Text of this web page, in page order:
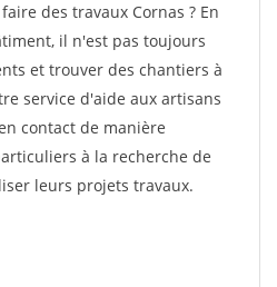
des travaux Cornas ? En
il n'est pas toujours
et trouver des chantiers à
service d'aide aux artisans
contact de manière
à la recherche de
leurs projets travaux.